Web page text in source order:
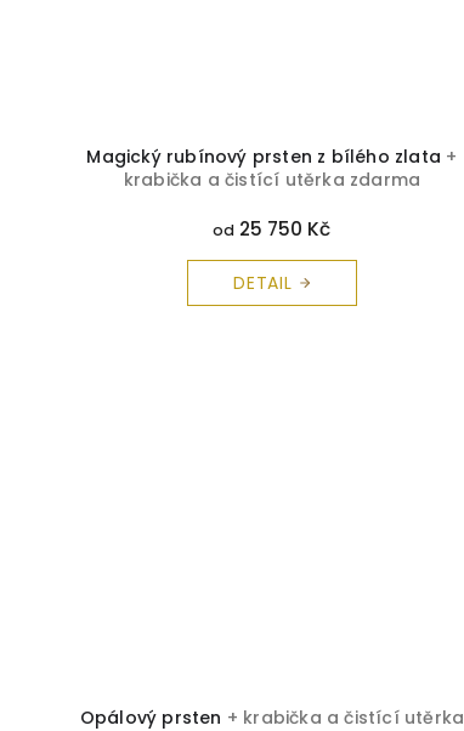
Magický rubínový prsten z bílého zlata +
krabička a čistící utěrka zdarma
od 25 750 Kč
DETAIL
Opálový prsten + krabička a čistící utěrka